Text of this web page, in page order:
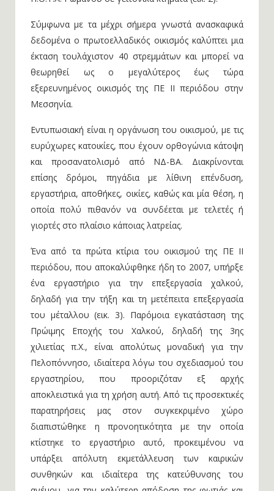
Σύμφωνα με τα μέχρι σήμερα γνωστά ανασκαφικά
δεδομένα ο πρωτοελλαδικός οικισμός καλύπτει μια
έκταση τουλάχιστον 40 στρεμμάτων και μπορεί να
θεωρηθεί ως ο μεγαλύτερος έως τώρα
εξερευνημένος οικισμός της ΠΕ ΙΙ περιόδου στην
Μεσσηνία.
Εντυπωσιακή είναι η οργάνωση του οικισμού, με τις
ευρύχωρες κατοικίες, που έχουν ορθογώνια κάτοψη
και προσανατολισμό από ΝΔ-ΒΑ. Διακρίνονται
επίσης δρόμοι, πηγάδια με λίθινη επένδυση,
εργαστήρια, αποθήκες, οικίες, καθώς και μία θέση, η
οποία πολύ πιθανόν να συνδέεται με τελετές ή
γιορτές στο πλαίσιο κάποιας λατρείας.
Ένα από τα πρώτα κτίρια του οικισμού της ΠΕ ΙΙ
περιόδου, που αποκαλύφθηκε ήδη το 2007, υπήρξε
ένα εργαστήριο για την επεξεργασία χαλκού,
δηλαδή για την τήξη και τη μετέπειτα επεξεργασία
του μέταλλου (εικ. 3). Παρόμοια εγκατάσταση της
Πρώιμης Εποχής του Χαλκού, δηλαδή της 3ης
χιλιετίας π.Χ., είναι απολύτως μοναδική για την
Πελοπόννησο, ιδιαίτερα λόγω του σχεδιασμού του
εργαστηρίου, που προοριζόταν εξ αρχής
αποκλειστικά για τη χρήση αυτή. Από τις προσεκτικές
παρατηρήσεις μας στον συγκεκριμένο χώρο
διαπιστώθηκε η προνοητικότητα με την οποία
κτίστηκε το εργαστήριο αυτό, προκειμένου να
υπάρξει απόλυτη εκμετάλλευση των καιρικών
συνθηκών και ιδιαίτερα της κατεύθυνσης του